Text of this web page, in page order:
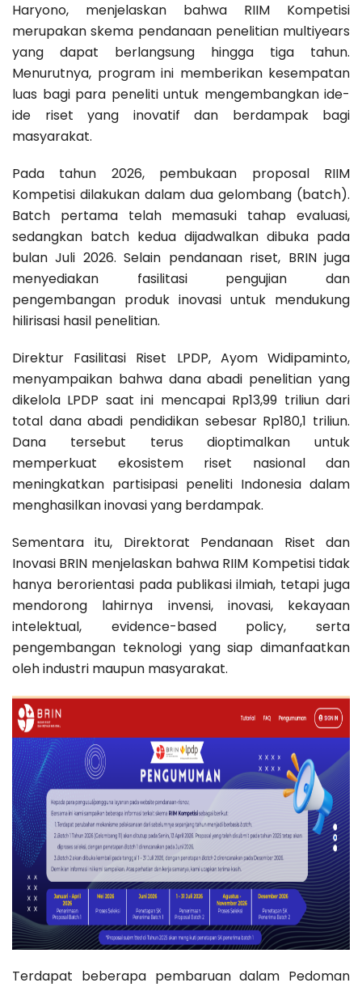
Haryono, menjelaskan bahwa RIIM Kompetisi
merupakan skema pendanaan penelitian multiyears
yang dapat berlangsung hingga tiga tahun.
Menurutnya, program ini memberikan kesempatan
luas bagi para peneliti untuk mengembangkan ide-
ide riset yang inovatif dan berdampak bagi
masyarakat.
Pada tahun 2026, pembukaan proposal RIIM
Kompetisi dilakukan dalam dua gelombang (batch).
Batch pertama telah memasuki tahap evaluasi,
sedangkan batch kedua dijadwalkan dibuka pada
bulan Juli 2026. Selain pendanaan riset, BRIN juga
menyediakan fasilitasi pengujian dan
pengembangan produk inovasi untuk mendukung
hilirisasi hasil penelitian.
Direktur Fasilitasi Riset LPDP, Ayom Widipaminto,
menyampaikan bahwa dana abadi penelitian yang
dikelola LPDP saat ini mencapai Rp13,99 triliun dari
total dana abadi pendidikan sebesar Rp180,1 triliun.
Dana tersebut terus dioptimalkan untuk
memperkuat ekosistem riset nasional dan
meningkatkan partisipasi peneliti Indonesia dalam
menghasilkan inovasi yang berdampak.
Sementara itu, Direktorat Pendanaan Riset dan
Inovasi BRIN menjelaskan bahwa RIIM Kompetisi tidak
hanya berorientasi pada publikasi ilmiah, tetapi juga
mendorong lahirnya invensi, inovasi, kekayaan
intelektual, evidence-based policy, serta
pengembangan teknologi yang siap dimanfaatkan
oleh industri maupun masyarakat.
Terdapat beberapa pembaruan dalam Pedoman